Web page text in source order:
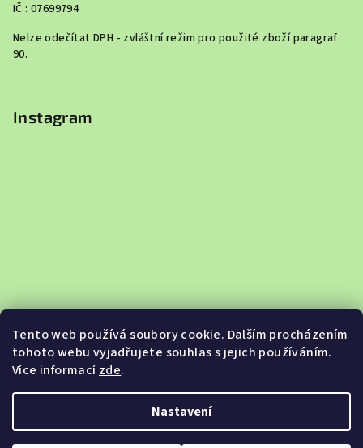
Tento web používá soubory cookie. Dalším procházením
tohoto webu vyjadřujete souhlas s jejich používáním.
Více informacízde.
Nastavení
IČ : 07699794
Nelze odečítat DPH - zvláštní režim pro použité zboží paragraf
90.
Instagram
Sledovat na Instagramu